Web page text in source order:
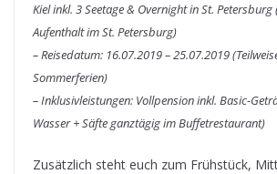
Kiel inkl. 3 Seetage & Overnight in St.
Aufenthalt im St. Petersburg)
– Reisedatum: 16.07.2019 – 25.07.2019
Sommerferien)
– Inklusivleistungen: Vollpension inkl. Basic-
Wasser + Säfte ganztägig im Buffetrestaurant)
Zusätzlich steht euch zum Frühstück,